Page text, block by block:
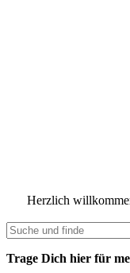
Herzlich
Trage Dich hier für